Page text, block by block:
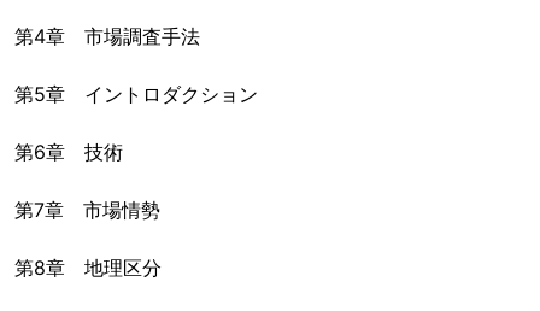
第4章 市場調査手法
第5章 イントロダクション
第6章 技術
第7章 市場情勢
第8章 地理区分